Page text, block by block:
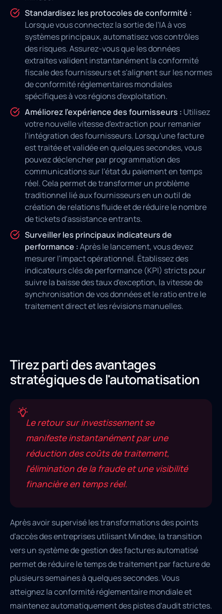
Standardisez les protocoles de conformité :
Lorsque vous connectez la sortie de l'IA à vos
systèmes principaux, automatisez vos contrôles
des risques. Assurez-vous que les données
extraites valident instantanément la conformité
fiscale des fournisseurs et s'alignent sur les normes
de conformité réglementaires mondiales
spécifiques à vos régions d'exploitation.
Améliorez l'expérience des fournisseurs : Utilisez
votre nouvelle vitesse d'extraction pour remanier
l'intégration des fournisseurs. Lorsqu'une facture
est traitée et validée en quelques secondes, vous
pouvez déclencher par programmation des
communications sur l'état du paiement en temps
réel. Cela permet de transformer un problème
traditionnel lié aux fournisseurs en un outil de
création de relations fluide et de réduire le nombre
de tickets d'assistance entrants.
Surveiller les principaux indicateurs de
performance :Après le lancement, vous devez
mesurer l'impact opérationnel. Établissez des
indicateurs clés de performance (KPI) stricts pour
suivre la baisse des taux d'exception, la vitesse de
synchronisation de vos données et le ratio entre le
traitement direct et les révisions manuelles.
Tirez parti des avantages
stratégiques de l'automatisation
Le retour sur investissement se
manifeste instantanément par une
réduction des coûts de traitement,
l'élimination de la fraude et une visibilité
financière en temps réel.
Après avoir supervisé les transformations des points
d'accès des entreprises utilisant Mindee, la transition
vers un système de gestion des factures automatisé
permet de réduire le temps de traitement par facture de
plusieurs semaines à quelques secondes. Vous
atteignez la conformité réglementaire mondiale et
maintenez automatiquement des pistes d'audit strictes.